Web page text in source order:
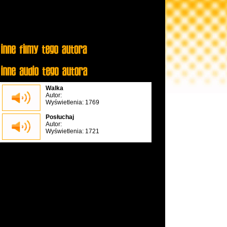
Walka
Autor:
Wyświetlenia: 1769
Posłuchaj
Autor:
Wyświetlenia: 1721